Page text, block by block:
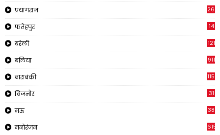
प्रयागराज 269
फतेहपुर 14
बरेली 121
बलिया 911
बाराबंकी 1150
बिजनौर 31
मऊ 38
मनोरंजन 615